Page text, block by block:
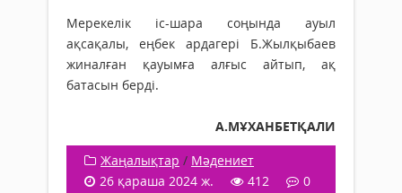
Мерекелік іс-шара соңында ауыл
ақсақалы, еңбек ардагері Б.Жылқыбаев
жиналған қауымға алғыс айтып, ақ
батасын берді.
А.МҰХАНБЕТҚАЛИ
Жаңалықтар / Мәдениет
26 қараша 2024 ж.
412 0